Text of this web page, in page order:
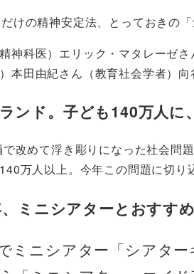
けの精神安定法、とっておきの
精神科医）エリック・マタレーゼ
本田由紀さん（教育社会学者）
ンド。子ども140万人に
改めて浮き彫りになった社会問
万人以上。今年この問題に切
ミニシアターとおすす
ミニシアター「シアタ